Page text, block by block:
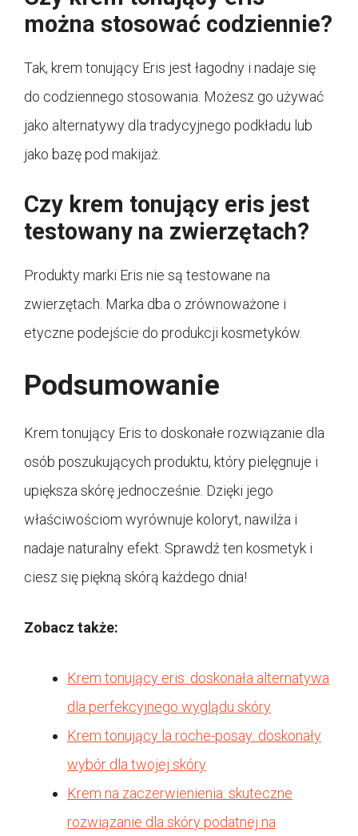
można stosować codziennie?
Tak, krem tonujący Eris jest łagodny i nadaje się
do codziennego stosowania. Możesz go używać
jako alternatywy dla tradycyjnego podkładu lub
jako bazę pod makijaż.
Czy krem tonujący eris jest
testowany na zwierzętach?
Produkty marki Eris nie są testowane na
zwierzętach. Marka dba o zrównoważone i
etyczne podejście do produkcji kosmetyków.
Podsumowanie
Krem tonujący Eris to doskonałe rozwiązanie dla
osób poszukujących produktu, który pielęgnuje i
upiększa skórę jednocześnie. Dzięki jego
właściwościom wyrównuje koloryt, nawilża i
nadaje naturalny efekt. Sprawdź ten kosmetyk i
ciesz się piękną skórą każdego dnia!
Zobacz także:
Krem tonujący eris: doskonała alternatywa
dla perfekcyjnego wyglądu skóry
Krem tonujący la roche-posay: doskonały
wybór dla twojej skóry
Krem na zaczerwienienia: skuteczne
rozwiązanie dla skóry podatnej na